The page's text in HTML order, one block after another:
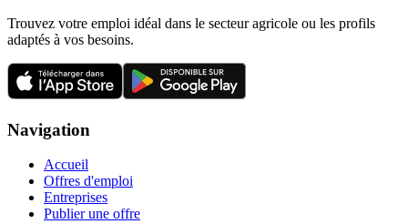
Trouvez votre emploi idéal dans le secteur agricole ou les profils
adaptés à vos besoins.
Navigation
Accueil
Offres d'emploi
Entreprises
Publier une offre